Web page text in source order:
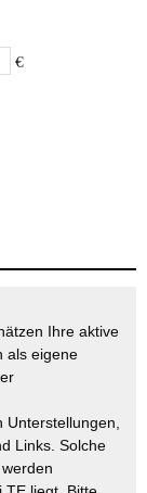
€
Ihre aktive
als eigene
Links. Solche